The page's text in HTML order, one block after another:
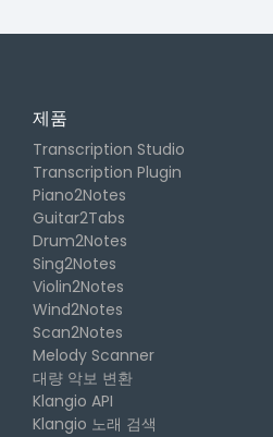
제품
Transcription Studio
Transcription Plugin
Piano2Notes
Guitar2Tabs
Drum2Notes
Sing2Notes
Violin2Notes
Wind2Notes
Scan2Notes
Melody Scanner
대량 악보 변환
Klangio API
Klangio 노래 검색